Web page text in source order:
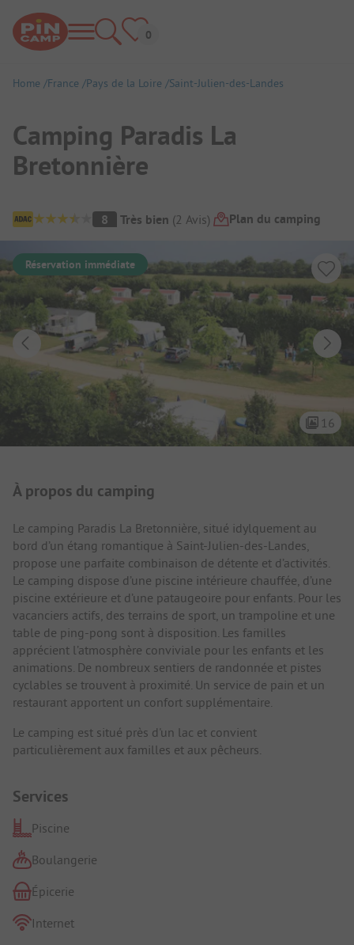
Home France Pays de la Loire Saint-Julien-des-Landes
Camping Paradis La
Bretonnière
Aperçu du camping
8 Très bien (2 Avis) Plan du camping
Réservation immédiate
16
Présentation du camping
À propos du camping
Le camping Paradis La Bretonnière, situé idylquement au
bord d’un étang romantique à Saint-Julien-des-Landes,
propose une parfaite combinaison de détente et d’activités.
Le camping dispose d’une piscine intérieure chauffée, d’une
piscine extérieure et d’une pataugeoire pour enfants. Pour les
vacanciers actifs, des terrains de sport, un trampoline et une
table de ping-pong sont à disposition. Les familles
apprécient l’atmosphère conviviale pour les enfants et les
animations. De nombreux sentiers de randonnée et pistes
cyclables se trouvent à proximité. Un service de pain et un
restaurant apportent un confort supplémentaire.
Le camping est situé près d'un lac et convient
particulièrement aux familles et aux pêcheurs.
Services
Piscine
Boulangerie
Épicerie
Internet